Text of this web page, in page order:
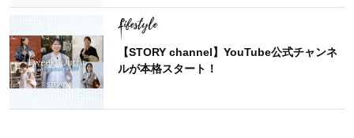
Lifestyle
【STORY channel】YouTube公式チャンネ
ルが本格スタート！